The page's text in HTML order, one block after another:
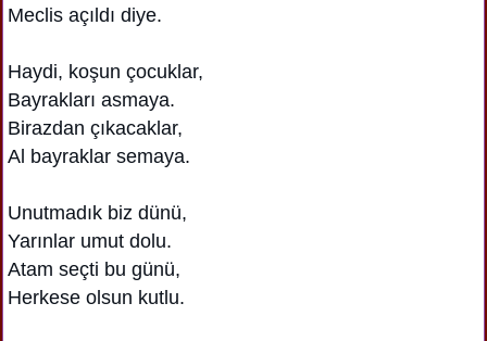
Meclis açıldı diye.
Haydi, koşun çocuklar,
Bayrakları asmaya.
Birazdan çıkacaklar,
Al bayraklar semaya.
Unutmadık biz dünü,
Yarınlar umut dolu.
Atam seçti bu günü,
Herkese olsun kutlu.